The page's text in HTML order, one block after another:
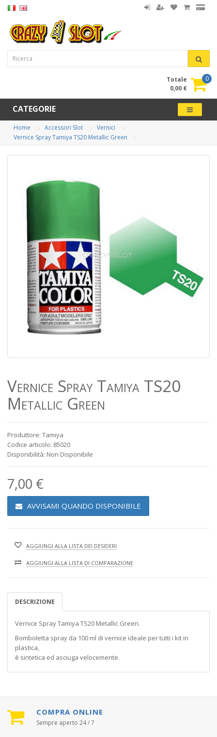
0
Totale
0,00 €
CATEGORIE
Home Accessori Slot
Vernici
Vernice Spray Tamiya TS20 Metallic Green
Vernice Spray Tamiya TS20
Metallic Green
Produttore: Tamiya
Codice articolo: 85020
Disponibilità: Non Disponibile
7,00 €
AVVISAMI QUANDO DISPONIBILE
AGGIUNGI ALLA LISTA DEI DESIDERI
AGGIUNGI ALLA LISTA DI COMPARAZIONE
DESCRIZIONE
Vernice Spray Tamiya TS20 Metallic Green.
Bomboletta spray da 100 ml di vernice ideale per tutti i kit in
plastica,
è sintetica ed asciuga velocemente.
COMPRA ONLINE
Sempre aperto 24 / 7